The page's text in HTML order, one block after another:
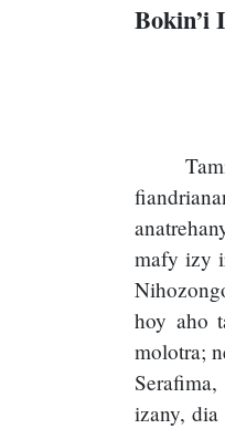
Bokin’i
mafy izy
hoy aho
molotra;
izany, dia